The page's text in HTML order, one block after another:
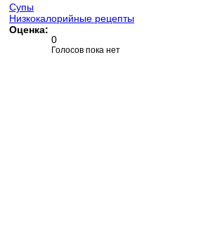
Супы
Низкокалорийные рецепты
Оценка:
0
Голосов пока нет